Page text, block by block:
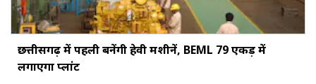
छत्तीसगढ़ में पहली बनेंगी हेवी मशीनें, BEML 79 एकड़ में
लगाएगा प्लांट